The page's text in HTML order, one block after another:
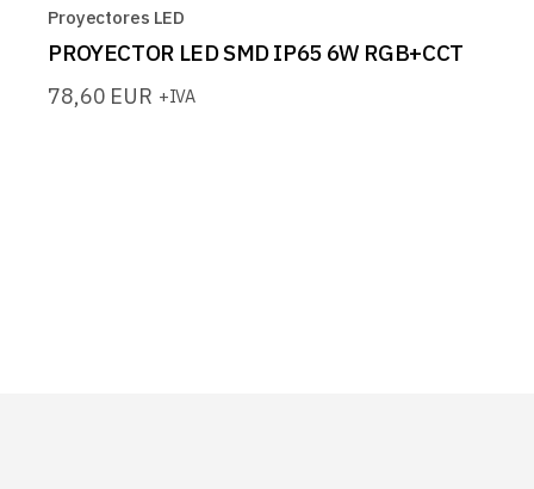
Proyectores LED
PROYECTOR LED SMD IP65 6W RGB+CCT
78,60 EUR +IVA